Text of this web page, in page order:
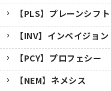
【PLS】プレーンシフト
【INV】インベイジョン
【PCY】プロフェシー
【NEM】ネメシス